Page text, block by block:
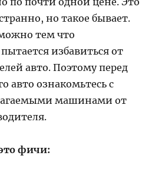
но такое бывает.
тем что
избавиться от
авто. Поэтому перед
авто ознакомьтесь с
машинами от
фичи: